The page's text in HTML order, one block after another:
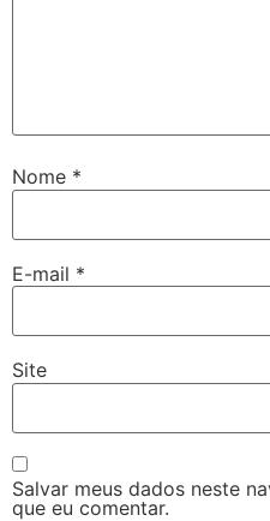
Nome *
E-mail *
Site
Salvar meus dados neste
que eu comentar.